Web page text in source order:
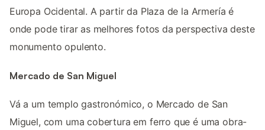
Europa Ocidental. A partir da Plaza de la Armería é
onde pode tirar as melhores fotos da perspectiva deste
monumento opulento.
Mercado de San Miguel
Vá a um templo gastronómico, o Mercado de San
Miguel, com uma cobertura em ferro que é uma obra-